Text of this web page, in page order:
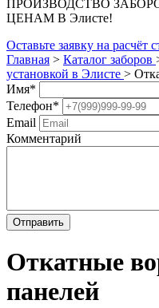
ПРОИЗВОДСТВО
ЦЕНАМ В Элисте!
Оставьте заявку на
Главная > Каталог заборов
установкой в Элисте >
Имя*
Телефон*
Email
Комментарий
Откатные
панелей